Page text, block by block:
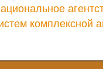
комплексной